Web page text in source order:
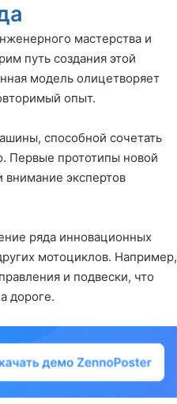
мастерства и
путь создания этой
модель олицетворяет
опыт.
способной сочетать
Первые прототипы новой
внимание экспертов
ряда инновационных
мотоциклов. Например,
и подвески, что
дороге.